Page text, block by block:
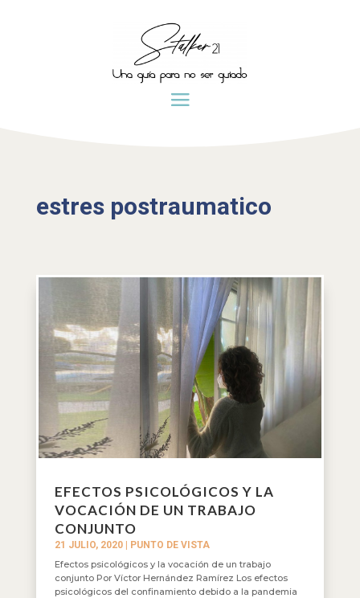
estres postraumatico
EFECTOS PSICOLÓGICOS Y LA
VOCACIÓN DE UN TRABAJO
CONJUNTO
21 JULIO, 2020| PUNTO DE VISTA
Efectos psicológicos y la vocación de un trabajo
conjunto Por Víctor Hernández Ramírez Los efectos
psicológicos del confinamiento debido a la pandemia